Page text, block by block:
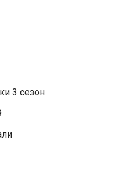
3 сезон